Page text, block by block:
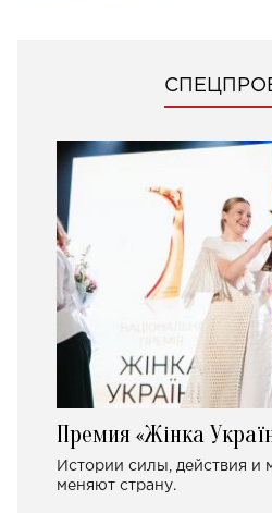
Премия «Жінка
Истории силы, действия и
меняют страну.